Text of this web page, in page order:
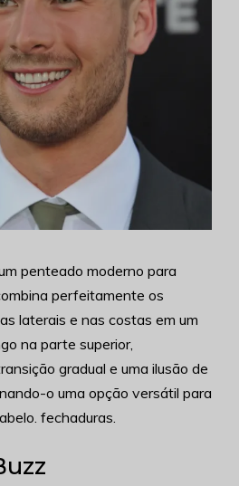
penteado moderno para
perfeitamente os
laterais e nas costas em um
na parte superior,
gradual e uma ilusão de
o uma opção versátil para
fechaduras.